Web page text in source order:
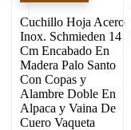
Cuchillo Hoja Acero
Inox. Schmieden 14
Cm Encabado En
Madera Palo Santo
Con Copas y
Alambre Doble En
Alpaca y Vaina De
Cuero Vaqueta